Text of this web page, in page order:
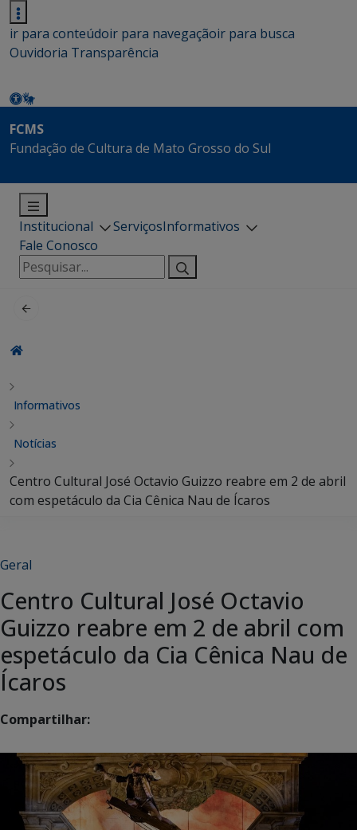
ir para conteúdoir para navegaçãoir para busca
Ouvidoria Transparência
FCMS
Fundação de Cultura de Mato Grosso do Sul
Institucional ServiçosInformativos
Fale Conosco
Pesquisar
por:
Informativos
Notícias
Centro Cultural José Octavio Guizzo reabre em 2 de abril
com espetáculo da Cia Cênica Nau de Ícaros
Geral
Centro Cultural José Octavio
Guizzo reabre em 2 de abril com
espetáculo da Cia Cênica Nau de
Ícaros
Compartilhar: